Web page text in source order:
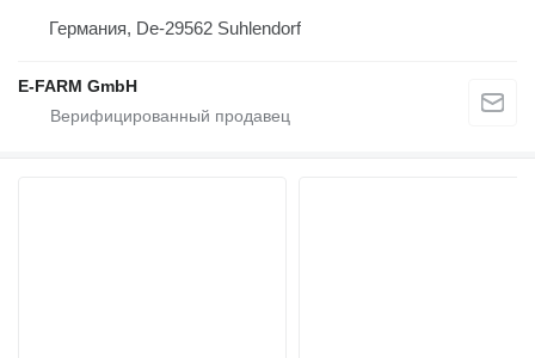
Германия, De-29562 Suhlendorf
E-FARM GmbH